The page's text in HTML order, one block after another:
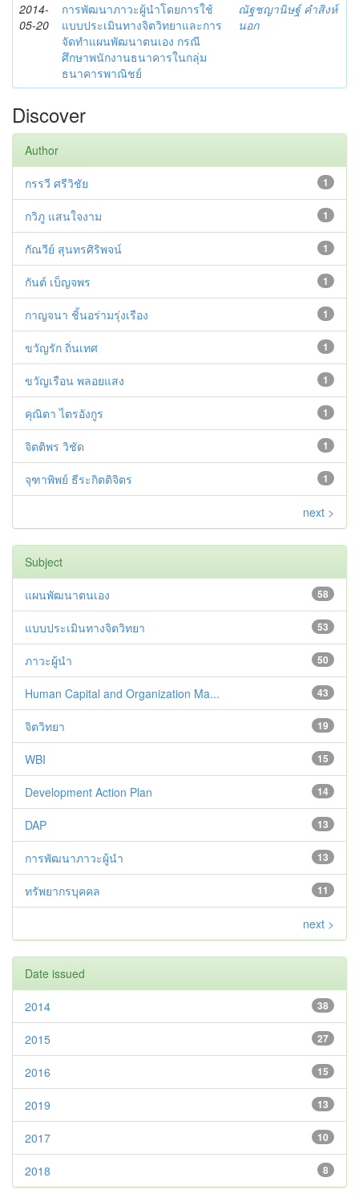
2014-
05-20
การพัฒนาภาวะผู้นำโดยการใช้
แบบประเมินทางจิตวิทยาและการ
จัดทำแผนพัฒนาตนเอง กรณี
ศึกษาพนักงานธนาคารในกลุ่ม
ธนาคารพาณิชย์
ณัฐชญานิษฐ์ คำสิงห์
นอก
Discover
Author
1
กรรวี ศรีวิชัย
1
กวิภู แสนใจงาม
1
กัณวีย์ สุนทรศิริพจน์
1
กันต์ เบ็ญจพร
1
กาญจนา ชิ้นอร่ามรุ่งเรือง
1
ขวัญรัก ถิ่นเทศ
1
ขวัญเรือน พลอยแสง
1
คุณิตา ไตรอังกูร
1
จิตติพร วิชัด
1
จุฑาพิพย์ ธีระกิตติจิตร
next >
Subject
58
แผนพัฒนาตนเอง
53
แบบประเมินทางจิตวิทยา
50
ภาวะผู้นำ
43
Human Capital and Organization Ma...
19
จิตวิทยา
15
WBI
14
Development Action Plan
13
DAP
13
การพัฒนาภาวะผู้นำ
11
ทรัพยากรบุคคล
next >
Date issued
38
2014
27
2015
15
2016
13
2019
10
2017
8
2018